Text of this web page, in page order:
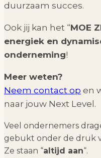
duurzaam succes.
Ook jij kan het “MOE
energiek en
onderneming!
Meer weten?
Neem contact op en
naar jouw Next Level.
Veel ondernemers
gebukt onder de druk
Ze staan “altijd aan“.